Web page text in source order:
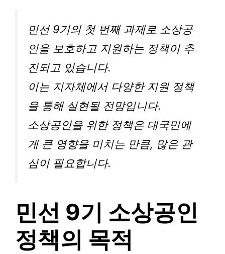
민선 9기의 첫 번째 과제로 소상공
인을 보호하고 지원하는 정책이 추
진되고 있습니다.
이는 지자체에서 다양한 지원 정책
을 통해 실현될 전망입니다.
소상공인을 위한 정책은 대국민에
게 큰 영향을 미치는 만큼, 많은 관
심이 필요합니다.
민선 9기 소상공인
정책의 목적